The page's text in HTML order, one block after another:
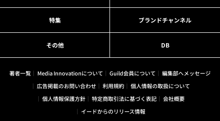
特集 ブランドチャンネル
その他 DB
著者一覧 Media Innovationについて Guild会員について
編集部へメッセージ
広告掲載のお問い合わせ
利用規約
個人情報の取扱について
個人情報保護方針
特定商取引法に基づく表記
会社概要
イードからのリリース情報